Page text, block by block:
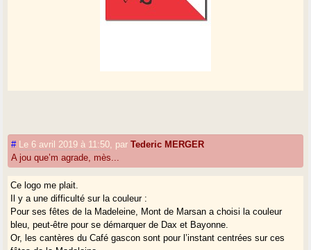
# Le 6 avril 2019 à 11:50 parTederic MERGER
A jou que’m agrade, mès...
Ce logo me plait.
Il y a une difficulté sur la couleur :
Pour ses fêtes de la Madeleine, Mont de Marsan a choisi la couleur
bleu, peut-être pour se démarquer de Dax et Bayonne.
Or, les cantères du Café gascon sont pour l’instant centrées sur ces